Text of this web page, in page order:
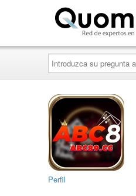
Introduzca
su
pregunta
aquí...
Perfil